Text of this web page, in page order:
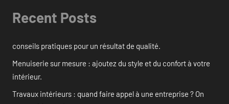
Recent Posts
conseils pratiques pour un résultat de qualité.
Menuiserie sur mesure : ajoutez du style et du confort à votre
intérieur.
Travaux intérieurs : quand faire appel à une entreprise ? On